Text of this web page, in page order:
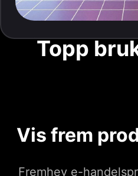
Topp
Vis frem
Fremhev e-